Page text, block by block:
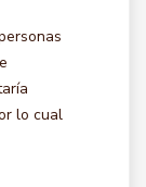
lo cual